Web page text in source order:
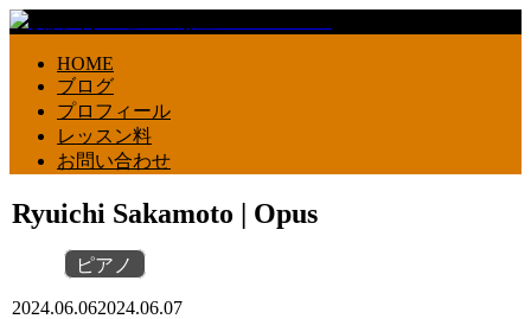
HOME
ブログ
プロフィール
レッスン料
お問い合わせ
Ryuichi Sakamoto | Opus
ピアノ
2024.06.062024.06.07